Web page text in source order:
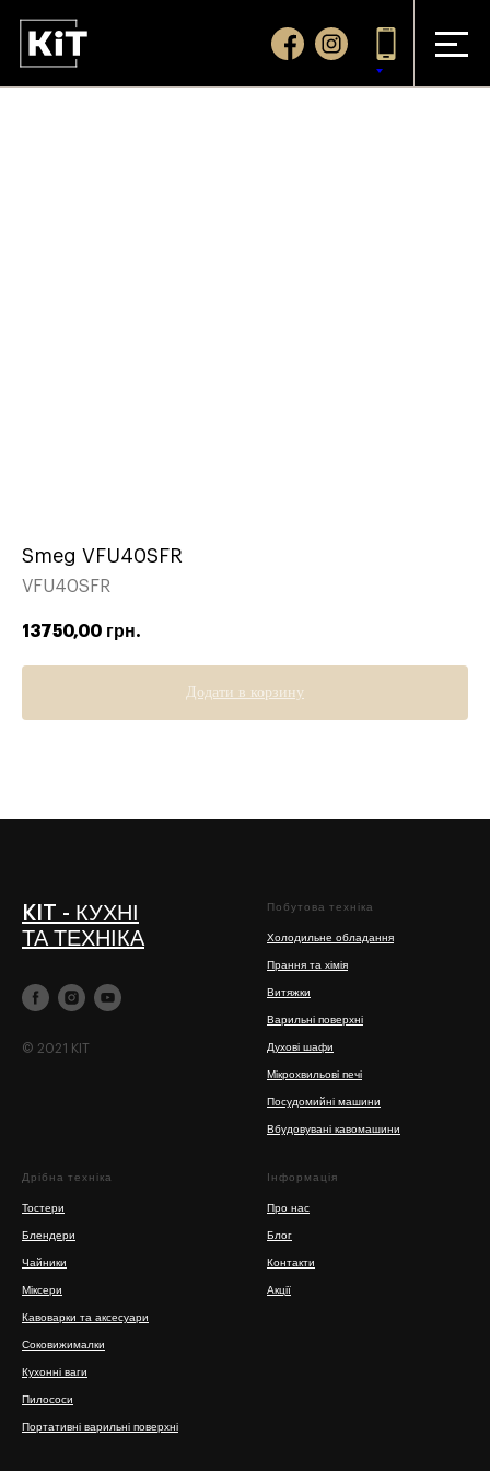
Smeg VFU40SFR
VFU40SFR
13750,00 грн.
Додати в корзину
KIT - КУХНІ
ТА ТЕХНІКА
© 2021 KIT
Побутова техніка
Холодильне обладання
Прання та хімія
Витяжки
Варильні поверхні
Духові шафи
Мікрохвильові печі
Посудомийні машини
Вбудовувані кавомашини
Дрібна техніка
Тостери
Блендери
Чайники
Міксери
Кавоварки та аксесуари
Соковижималки
Кухонні ваги
Пилососи
Портативні варильні поверхні
Інформація
Про нас
Блог
Контакти
Акції